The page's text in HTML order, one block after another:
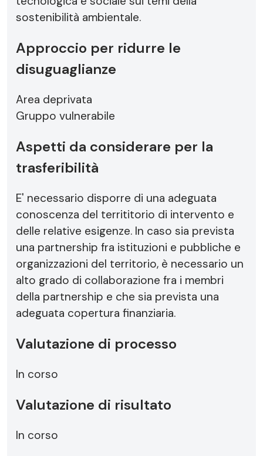
sostenibilità ambientale.
Approccio per ridurre le
disuguaglianze
Area deprivata
Gruppo vulnerabile
Aspetti da considerare per la
trasferibilità
E' necessario disporre di una adeguata
conoscenza del territitorio di intervento e
delle relative esigenze. In caso sia prevista
una partnership fra istituzioni e pubbliche e
organizzazioni del territorio, è necessario un
alto grado di collaborazione fra i membri
della partnership e che sia prevista una
adeguata copertura finanziaria.
Valutazione di processo
In corso
Valutazione di risultato
In corso